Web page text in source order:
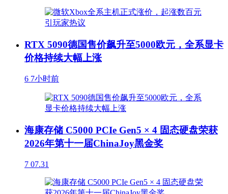
RTX 5090德国售价飙升至5000欧元，全系显卡
价格持续大幅上涨
6 7小时前
海康存储 C5000 PCIe Gen5 × 4 固态硬盘荣获
2026年第十一届ChinaJoy黑金奖
7 07.31